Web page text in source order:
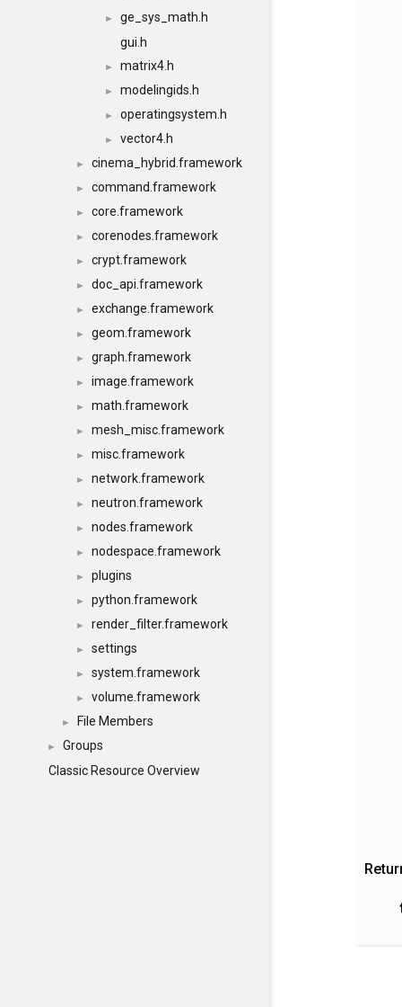
►
ge_sys_math.h
gui.h
► matrix4.h
► modelingids.h
► operatingsystem.h
► vector4.h
► cinema_hybrid.framework
► command.framework
► core.framework
► corenodes.framework
► crypt.framework
► doc_api.framework
► exchange.framework
► geom.framework
► graph.framework
► image.framework
► math.framework
► mesh_misc.framework
► misc.framework
► network.framework
► neutron.framework
► nodes.framework
► nodespace.framework
► plugins
► python.framework
► render_filter.framework
► settings
► system.framework
► volume.framework
► File Members
►
Groups
Classic Resource Overview